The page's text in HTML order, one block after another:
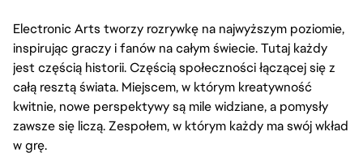
Electronic Arts tworzy rozrywkę na najwyższym poziomie,
inspirując graczy i fanów na całym świecie. Tutaj każdy
jest częścią historii. Częścią społeczności łączącej się z
całą resztą świata. Miejscem, w którym kreatywność
kwitnie, nowe perspektywy są mile widziane, a pomysły
zawsze się liczą. Zespołem, w którym każdy ma swój wkład
w grę.